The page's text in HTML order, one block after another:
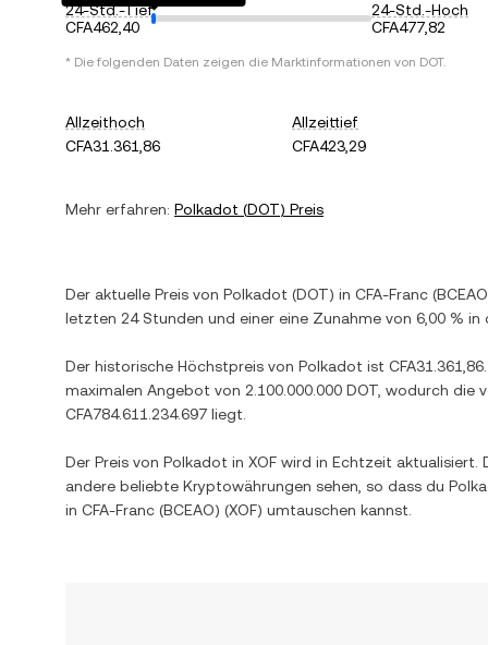
24-Std.-Tief
CFA462,40
24-Std.-Hoch
CFA477,82
* Die folgenden Daten zeigen die Marktinformationen von DOT.
Allzeithoch
CFA31.361,86
Allzeittief
CFA423,29
Mehr erfahren: Polkadot (DOT) Preis
Der aktuelle Preis von Polkadot (DOT) in CFA-Franc
letzten 24 Stunden und einer eine Zunahme von 6,00 % in
Der historische Höchstpreis von Polkadot ist CFA31.361,86
maximalen Angebot von 2.100.000.000 DOT , wodurch die
CFA784.611.234.697 liegt.
Der Preis von Polkadot in XOF wird in Echtzeit aktualisiert.
andere beliebte Kryptowährungen sehen, so dass du
in CFA-Franc (BCEAO) (XOF) umtauschen kannst.